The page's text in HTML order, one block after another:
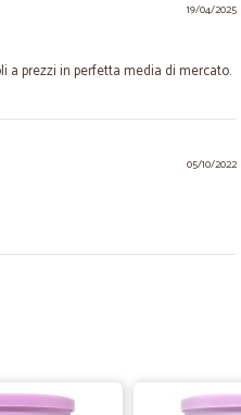
19/04/2025
a prezzi in perfetta media di mercato.
05/10/2022